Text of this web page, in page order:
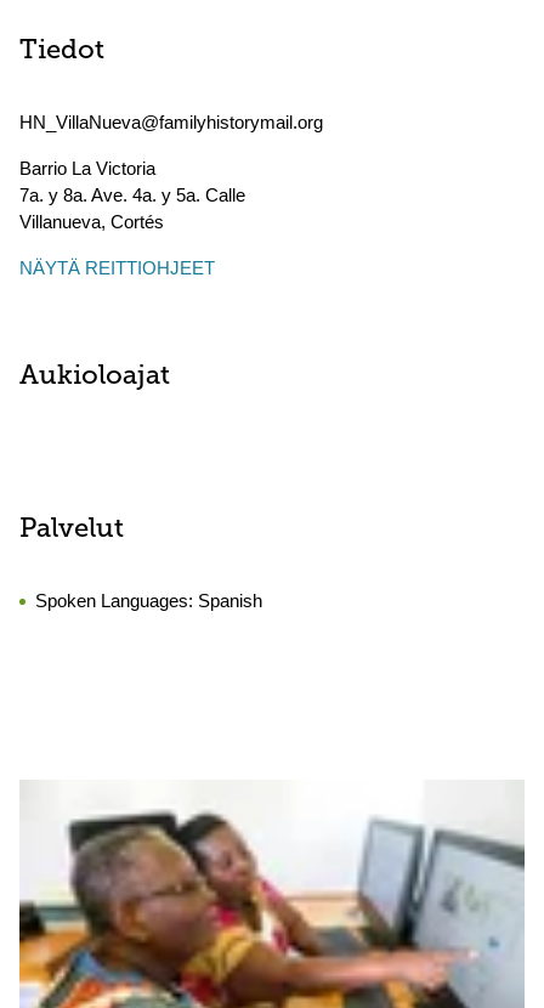
Tiedot
HN_VillaNueva@familyhistorymail.org
Barrio La Victoria
7a. y 8a. Ave. 4a. y 5a. Calle
Villanueva, Cortés
NÄYTÄ REITTIOHJEET
Aukioloajat
Palvelut
Spoken Languages: Spanish